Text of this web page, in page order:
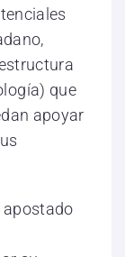
que
apoyar
apostado